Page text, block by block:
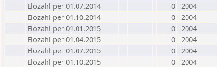
Elozahl per 01.07.2014
0 2004
Elozahl per 01.10.2014
0 2004
Elozahl per 01.01.2015
0 2004
Elozahl per 01.04.2015
0 2004
Elozahl per 01.07.2015
0 2004
Elozahl per 01.10.2015
0 2004